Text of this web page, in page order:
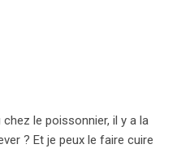
le poissonnier, il y a la
? Et je peux le faire cuire